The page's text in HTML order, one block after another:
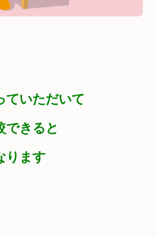
ていただいて
できると
ります